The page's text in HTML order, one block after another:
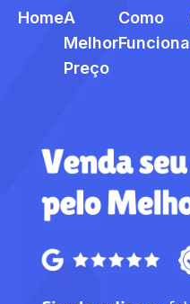
HomeA
Melhor
Preço
Como
Funciona